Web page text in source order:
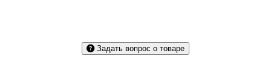
Задать вопрос о товаре